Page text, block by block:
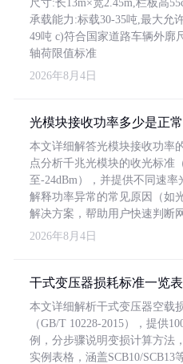
尺寸:长13m×宽2.45m,栏板高
承载能力:标载30-35吨,最大允
49吨 c)符合国家道路车辆外廓
轴荷限值标准
2026年8月4日
光模块接收功率多少是正常
本文详细解答光模块接收功率
点分析千兆光模块的收光标准
至-24dBm），并提供不同速
解释功率异常的常见原因（如
解决方案，帮助用户快速判断
2026年8月4日
干式变压器损耗标准一览
本文详细解析干式变压器空载
（GB/T 10228-2015），提供
例，分步骤说明变损计算方法
实例表格，涵盖SCB10/